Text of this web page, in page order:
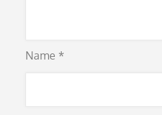
Name *